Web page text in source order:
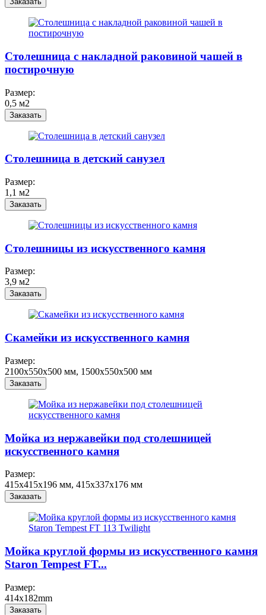
Столешница с накладной раковиной чашей в
постирочную
Размер:
0,5 м2
Заказать
Столешница в детский санузел
Размер:
1,1 м2
Заказать
Столешницы из искусственного камня
Размер:
3,9 м2
Заказать
Скамейки из искусственного камня
Размер:
2100x550x500 мм, 1500x550x500 мм
Заказать
Мойка из нержавейки под столешницей
искусственного камня
Размер:
415x415x196 мм, 415x337x176 мм
Заказать
Мойка круглой формы из искусственного камня
Staron Tempest FT...
Размер:
414x182mm
Заказать